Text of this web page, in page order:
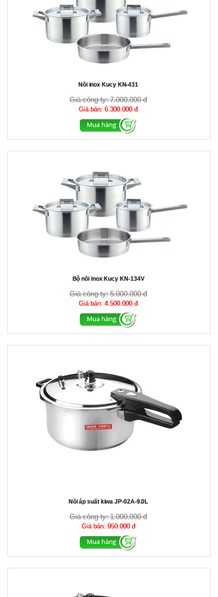
Nồi inox Kucy KN-431
Giá công ty:7.000.000 đ
Giá bán: 6.300.000 đ
Bộ nồi inox Kucy KN-134V
Giá công ty:5.000.000 đ
Giá bán: 4.500.000 đ
Nồi áp suất kiwa JP-02A-9.0L
Giá công ty:1.000.000 đ
Giá bán: 950.000 đ